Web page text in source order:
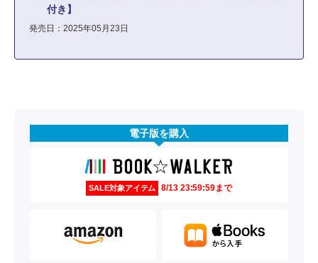
付き】
発売日：2025年05月23日
電子版を購入
SALE対象アイテム 8/13 23:59:59まで